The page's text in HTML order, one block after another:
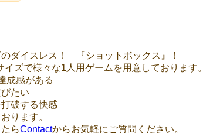
ダイスレス！ 『ショットボックス』！
ズで様々な1人用ゲームを用意しております。
成感がある
たい
破する快感
ります。
らContactからお気軽にご質問ください。